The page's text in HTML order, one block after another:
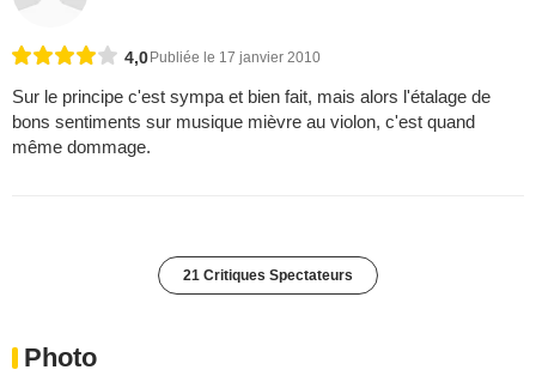
4,0 Publiée le 17 janvier 2010
Sur le principe c'est sympa et bien fait, mais alors l'étalage de
bons sentiments sur musique mièvre au violon, c'est quand
même dommage.
21 Critiques Spectateurs
Photo